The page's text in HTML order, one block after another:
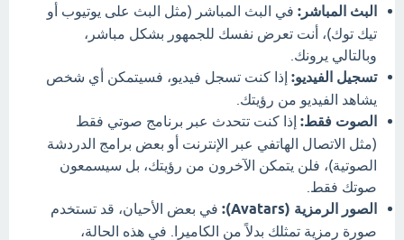
البث المباشر: في البث المباشر (مثل البث على يوتيوب أو
تيك توك)، أنت تعرض نفسك للجمهور بشكل مباشر،
وبالتالي يرونك.
تسجيل الفيديو: إذا كنت تسجل فيديو، فسيتمكن أي شخص
يشاهد الفيديو من رؤيتك.
الصوت فقط: إذا كنت تتحدث عبر برنامج صوتي فقط
(مثل الاتصال الهاتفي عبر الإنترنت أو بعض برامج الدردشة
الصوتية)، فلن يتمكن الآخرون من رؤيتك، بل سيسمعون
صوتك فقط.
الصور الرمزية (Avatars):
في بعض الأحيان، قد تستخدم
صورة رمزية تمثلك بدلاً من الكاميرا. في هذه الحالة،